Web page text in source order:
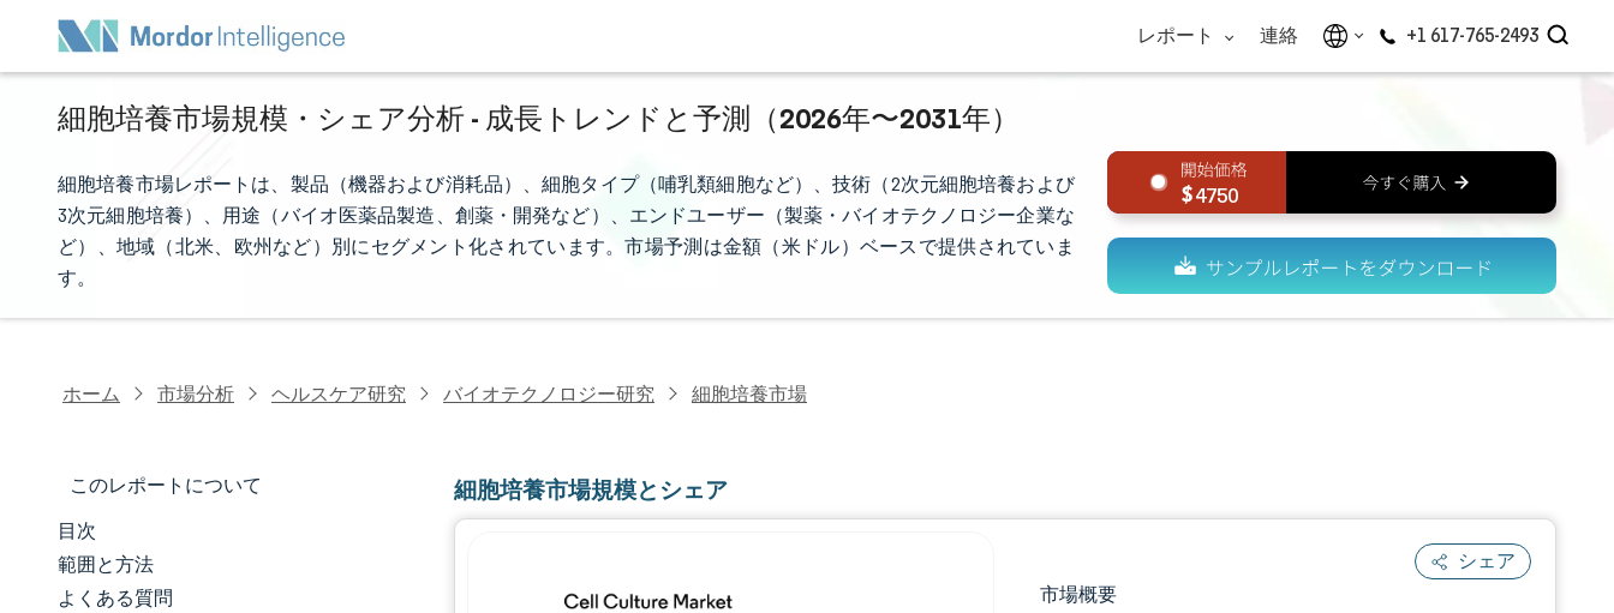
レポート 連絡 +1 617-765-2493
細胞培養市場規模・シェア分析 - 成長トレンドと予測（2026年〜2031年）
細胞培養市場レポートは、製品（機器および消耗品）、細胞タイプ（哺乳類細胞など）、技術（2次元細胞培養および
3次元細胞培養）、用途（バイオ医薬品製造、創薬・開発など）、エンドユーザー（製薬・バイオテクノロジー企業な
ど）、地域（北米、欧州など）別にセグメント化されています。市場予測は金額（米ドル）ベースで提供されていま
す。
4750
ホーム 市場分析 ヘルスケア研究 バイオテクノロジー研究 細胞培養市場
このレポートについて
市場規模とシェア
市場分析
目次
範囲と方法
よくある質問
細胞培養市場規模とシェア
シェア
市場概要